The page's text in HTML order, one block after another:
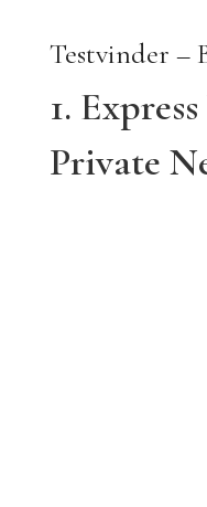
Testvinder –
1.
Private